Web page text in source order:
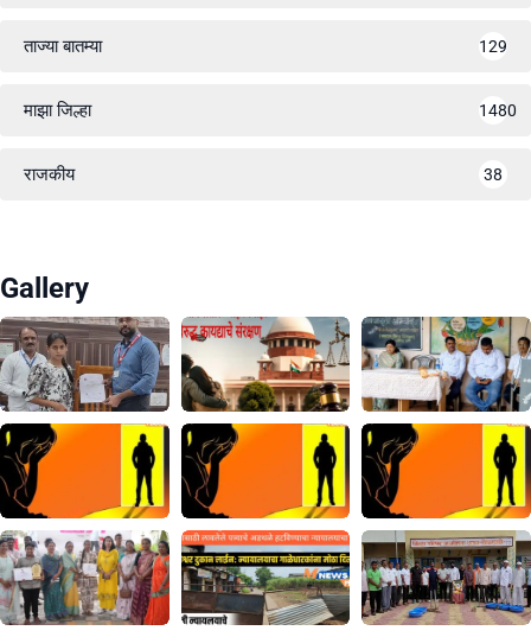
ताज्या बातम्या 129
माझा जिल्हा 1480
राजकीय 38
Gallery